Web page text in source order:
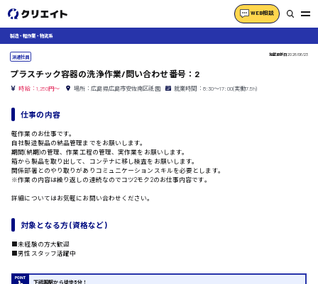
WEB相談
製造・軽作業・物流系
派遣社員 掲載更新日2026/06/23
プラスチック容器の洗浄作業/問い合わせ番号：2
時給：1,250円～ 場所：広島県広島市安佐南区祇園 就業時間：8:30〜17:00(実働7.5h)
仕事の内容
軽作業のお仕事です。
自社製造製品の納品管理までをお願いします。
期間(納期)の管理、作業工程の管理、実作業をお願いします。
箱から製品を取り出して、コンテナに移し検査をお願いします。
関係部署とのやり取りがありコミュニケーションスキルを必要とします。
※作業の内容は繰り返しの連続なのでコツ2モク2のお仕事内容です。
詳細についてはお気軽にお問い合わせください。
対象となる方 (資格など)
■未経験の方大歓迎
■男性スタッフ活躍中
下祗園駅から徒歩5分！